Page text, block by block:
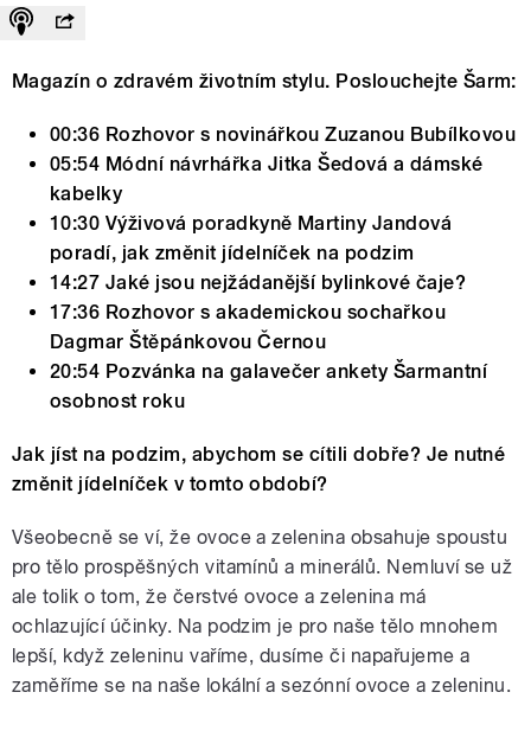
Magazín o zdravém životním stylu. Poslouchejte Šarm:
00:36 Rozhovor s novinářkou Zuzanou Bubílkovou
05:54 Módní návrhářka Jitka Šedová a dámské
kabelky
10:30 Výživová poradkyně Martiny Jandová
poradí, jak změnit jídelníček na podzim
14:27 Jaké jsou nejžádanější bylinkové čaje?
17:36 Rozhovor s akademickou sochařkou
Dagmar Štěpánkovou Černou
20:54 Pozvánka na galavečer ankety Šarmantní
osobnost roku
Jak jíst na podzim, abychom se cítili dobře? Je nutné
změnit jídelníček v tomto období?
Všeobecně se ví, že ovoce a zelenina obsahuje spoustu
pro tělo prospěšných vitamínů a minerálů. Nemluví se už
ale tolik o tom, že čerstvé ovoce a zelenina má
ochlazující účinky. Na podzim je pro naše tělo mnohem
lepší, když zeleninu vaříme, dusíme či napařujeme a
zaměříme se na naše lokální a sezónní ovoce a zeleninu.